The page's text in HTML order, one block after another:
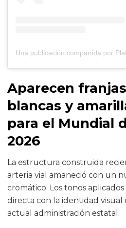
Aparecen
blancas y
para el Mundial
2026
La estructura construida
arteria vial amaneció con un
cromático. Los tonos
directa con la identidad
actual administración estatal.